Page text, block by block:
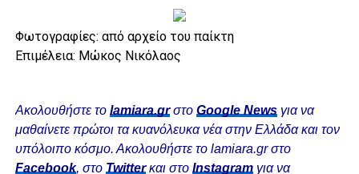
Φωτογραφίες: από αρχείο του παίκτη
Επιμέλεια: Μώκος Νικόλαος
Ακολουθήστε το lamiara.grστο Google Newsγια να
μαθαίνετε πρώτοι τα κυανόλευκα νέα στην Ελλάδα και τον
υπόλοιπο κόσμο. Ακολουθήστε το lamiara.gr στο
Facebook, στο Twitterκαι στο Instagram για να